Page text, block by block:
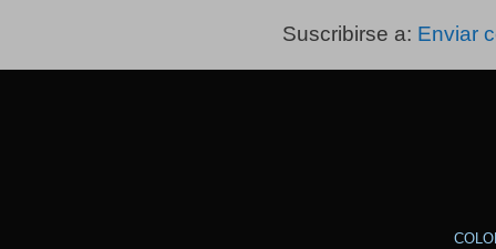
Suscribirse a: Enviar